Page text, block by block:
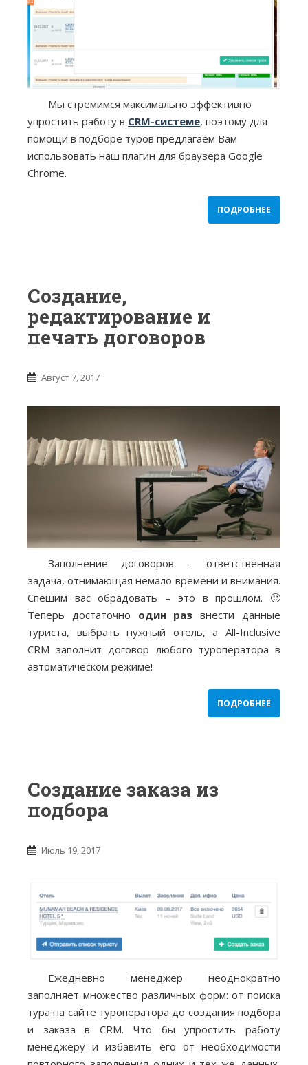
Мы стремимся максимально эффективно
упростить работу в CRM-системе, поэтому для
помощи в подборе туров предлагаем Вам
использовать наш плагин для браузера Google
Chrome.
ПОДРОБНЕЕ
Создание,
редактирование и
печать договоров
Август 7, 2017
Заполнение договоров – ответственная
задача, отнимающая немало времени и внимания.
Спешим вас обрадовать – это в прошлом. 🙂
Теперь достаточно один раз внести данные
туриста, выбрать нужный отель, а All-Inclusive
CRM заполнит договор любого туроператора в
автоматическом режиме!
ПОДРОБНЕЕ
Создание заказа из
подбора
Июль 19, 2017
Ежедневно менеджер неоднократно
заполняет множество различных форм: от поиска
тура на сайте туроператора до создания подбора
и заказа в CRM. Что бы упростить работу
менеджеру и избавить его от необходимости